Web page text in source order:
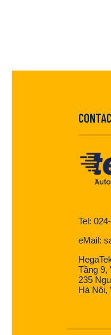
Tel:
eMail:
Tầng 9,
235
Hà Nội,